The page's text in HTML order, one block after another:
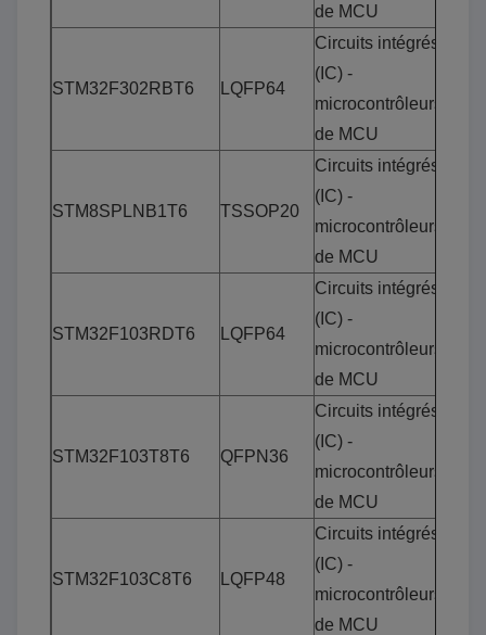
de MCU
STM32F302RBT6 LQFP64
Circuits intégrés
(IC) -
microcontrôleurs
de MCU
STM8SPLNB1T6 TSSOP20
Circuits intégrés
(IC) -
microcontrôleurs
de MCU
STM32F103RDT6 LQFP64
Circuits intégrés
(IC) -
microcontrôleurs
de MCU
STM32F103T8T6 QFPN36
Circuits intégrés
(IC) -
microcontrôleurs
de MCU
STM32F103C8T6 LQFP48
Circuits intégrés
(IC) -
microcontrôleurs
de MCU